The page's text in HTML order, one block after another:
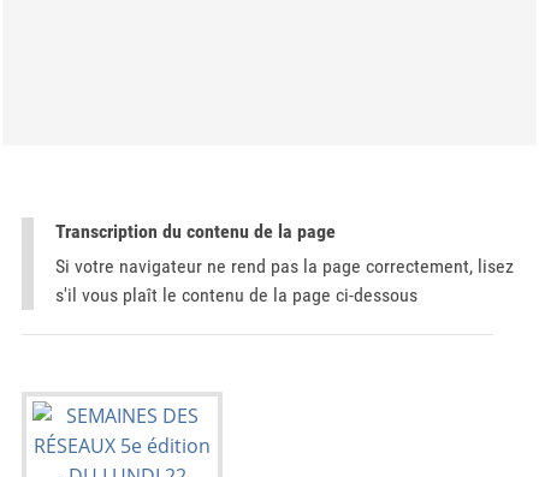
Transcription du contenu de la page
Si votre navigateur ne rend pas la page correctement, lisez
s'il vous plaît le contenu de la page ci-dessous